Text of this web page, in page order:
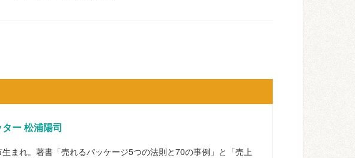
ー 松浦陽司
まれ。著書「売れるパッケージ5つの法則と70の事例」と「売上